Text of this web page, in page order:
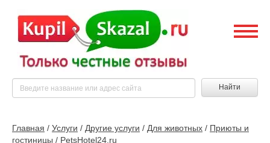
Найти
Главная / Услуги / Другие услуги / Для животных / Приюты и
гостиницы / PetsHotel24.ru